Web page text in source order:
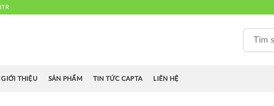
for:
GIỚI THIỆU SẢN PHẨM TIN TỨC CAPTA LIÊN HỆ